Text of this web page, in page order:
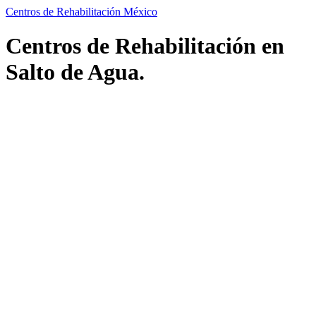
Centros de Rehabilitación México
Centros de Rehabilitación en
Salto de Agua.